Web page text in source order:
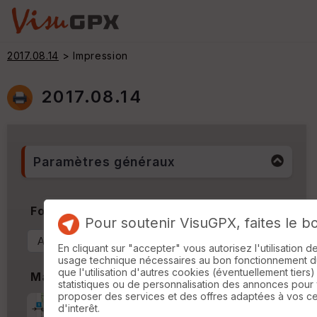
2017.08.14 > Impression
2017.08.14
Paramètres généraux
Format & Orientation
Marges
Pour soutenir VisuGPX, faites le
En cliquant sur "accepter" vous autorisez l'utilisation
usage technique nécessaires au bon fonctionnement
que l'utilisation d'autres cookies (éventuellement
statistiques ou de personnalisation des annonces pour
proposer des services et des offres adaptées à vos
d'interêt.